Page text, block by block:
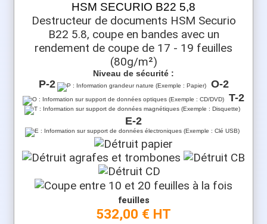
HSM SECURIO B22 5,8
Destructeur de documents HSM Securio
B22 5.8, coupe en bandes avec un
rendement de coupe de 17 - 19 feuilles
(80g/m²)
Niveau de sécurité :
P-2
O-2
T-2
E-2
feuilles
532,00 € HT